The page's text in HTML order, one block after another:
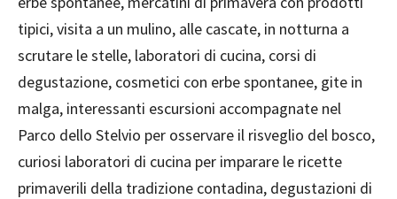
tipici, visita a un mulino, alle cascate, in notturna a
scrutare le stelle, laboratori di cucina, corsi di
degustazione, cosmetici con erbe spontanee, gite in
malga, interessanti escursioni accompagnate nel
Parco dello Stelvio per osservare il risveglio del bosco,
curiosi laboratori di cucina per imparare le ricette
primaverili della tradizione contadina, degustazioni di